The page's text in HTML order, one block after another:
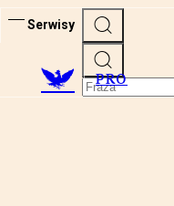
Serwisy
PRO